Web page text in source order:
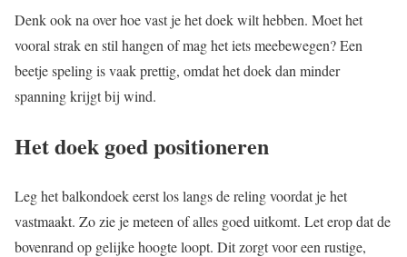
Denk ook na over hoe vast je het doek wilt hebben. Moet het
vooral strak en stil hangen of mag het iets meebewegen? Een
beetje speling is vaak prettig, omdat het doek dan minder
spanning krijgt bij wind.
Het doek goed positioneren
Leg het balkondoek eerst los langs de reling voordat je het
vastmaakt. Zo zie je meteen of alles goed uitkomt. Let erop dat de
bovenrand op gelijke hoogte loopt. Dit zorgt voor een rustige,